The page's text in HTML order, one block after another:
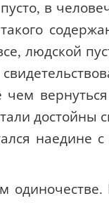
в
людской
чем
достойны
наедине
одиночестве.